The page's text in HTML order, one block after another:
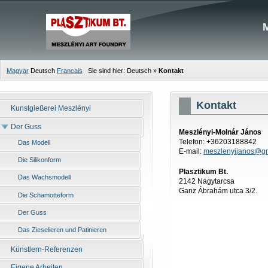
Magyar Deutsch Francais Sie sind hier: Deutsch» Kontakt
Kunstgießerei Meszlényi
Der Guss
Das Modell
Die Silikonform
Das Wachsmodell
Die Schamotteform
Der Guss
Das Zieselieren und Patinieren
Künstlern-Referenzen
Kontakt
Meszlényi-Molnár János
Telefon: +36203188842
E-mail:
Plasztikum Bt.
2142 Nagytarcsa
Ganz Ábrahám utca 3/2.